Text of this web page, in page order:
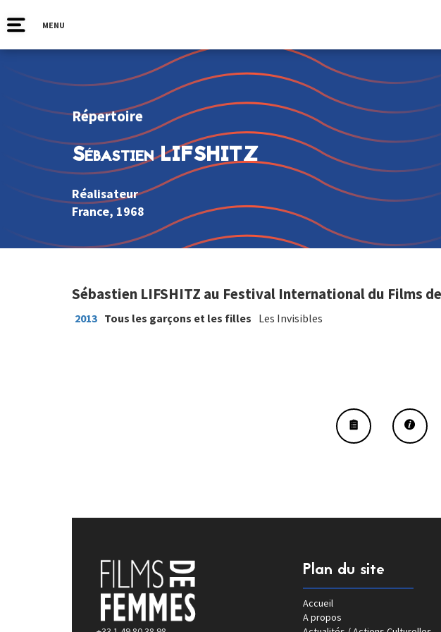
MENU
Répertoire
Sébastien LIFSHITZ
Réalisateur
France, 1968
Sébastien LIFSHITZ au Festival International du Films
2013 Tous les garçons et les filles Les Invisibles
Plan du site
Accueil
A propos